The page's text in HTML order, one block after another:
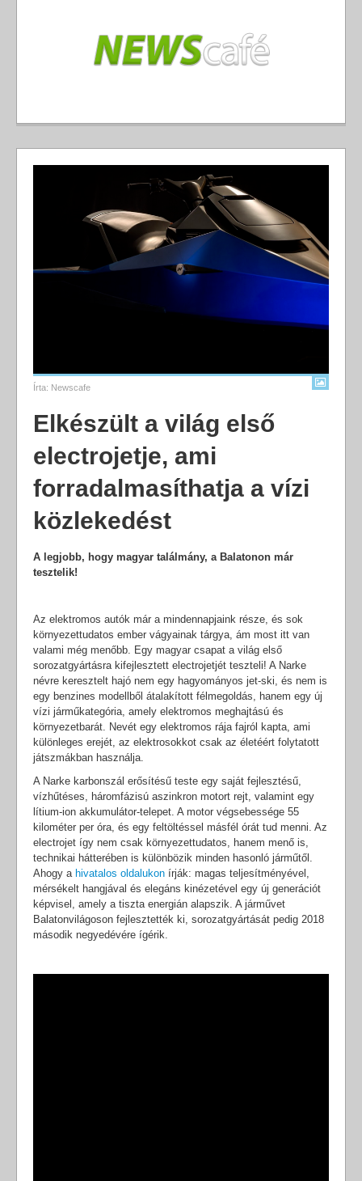
Írta: Newscafe
Elkészült a világ első
electrojetje, ami
forradalmasíthatja a vízi
közlekedést
A legjobb, hogy magyar találmány, a Balatonon már
tesztelik!
Az elektromos autók már a mindennapjaink része, és sok
környezettudatos ember vágyainak tárgya, ám most itt van
valami még menőbb. Egy magyar csapat a világ első
sorozatgyártásra kifejlesztett electrojetjét teszteli! A Narke
névre keresztelt hajó nem egy hagyományos jet-ski, és nem is
egy benzines modellből átalakított félmegoldás, hanem egy új
vízi járműkategória, amely elektromos meghajtású és
környezetbarát. Nevét egy elektromos rája fajról kapta, ami
különleges erejét, az elektrosokkot csak az életéért folytatott
játszmákban használja.
A Narke karbonszál erősítésű teste egy saját fejlesztésű,
vízhűtéses, háromfázisú aszinkron motort rejt, valamint egy
lítium-ion akkumulátor-telepet. A motor végsebessége 55
kilométer per óra, és egy feltöltéssel másfél órát tud menni. Az
electrojet így nem csak környezettudatos, hanem menő is,
technikai hátterében is különbözik minden hasonló járműtől.
Ahogy a hivatalos oldalukon írják: magas teljesítményével,
mérsékelt hangjával és elegáns kinézetével egy új generációt
képvisel, amely a tiszta energián alapszik. A járművet
Balatonvilágoson fejlesztették ki, sorozatgyártását pedig 2018
második negyedévére ígérik.